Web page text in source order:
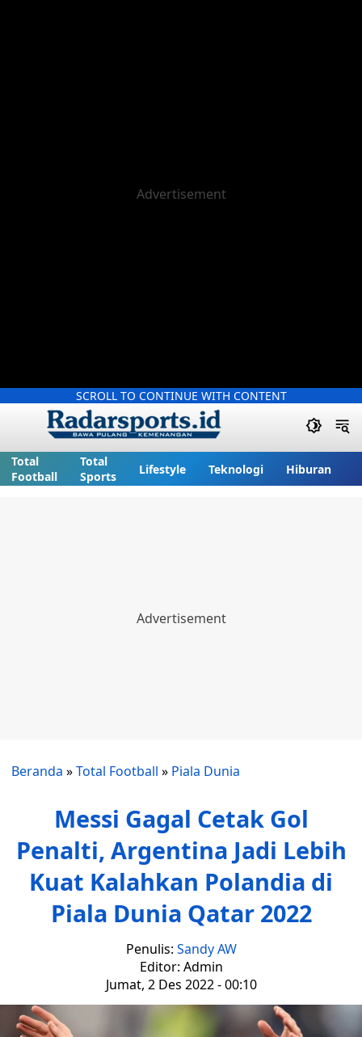
SCROLL TO CONTINUE WITH CONTENT
Total
Football
Total
Sports
Lifestyle Teknologi Hiburan
Beranda »Total Football » Piala Dunia
Messi Gagal Cetak Gol
Penalti, Argentina Jadi Lebih
Kuat Kalahkan Polandia di
Piala Dunia Qatar 2022
Penulis: Sandy AW
Editor: Admin
Jumat, 2 Des 2022 - 00:10